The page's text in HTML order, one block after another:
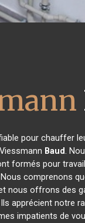
pour chauffer
Baud.
formés pour
comprenons
offrons des
apprécient notre
impatients de